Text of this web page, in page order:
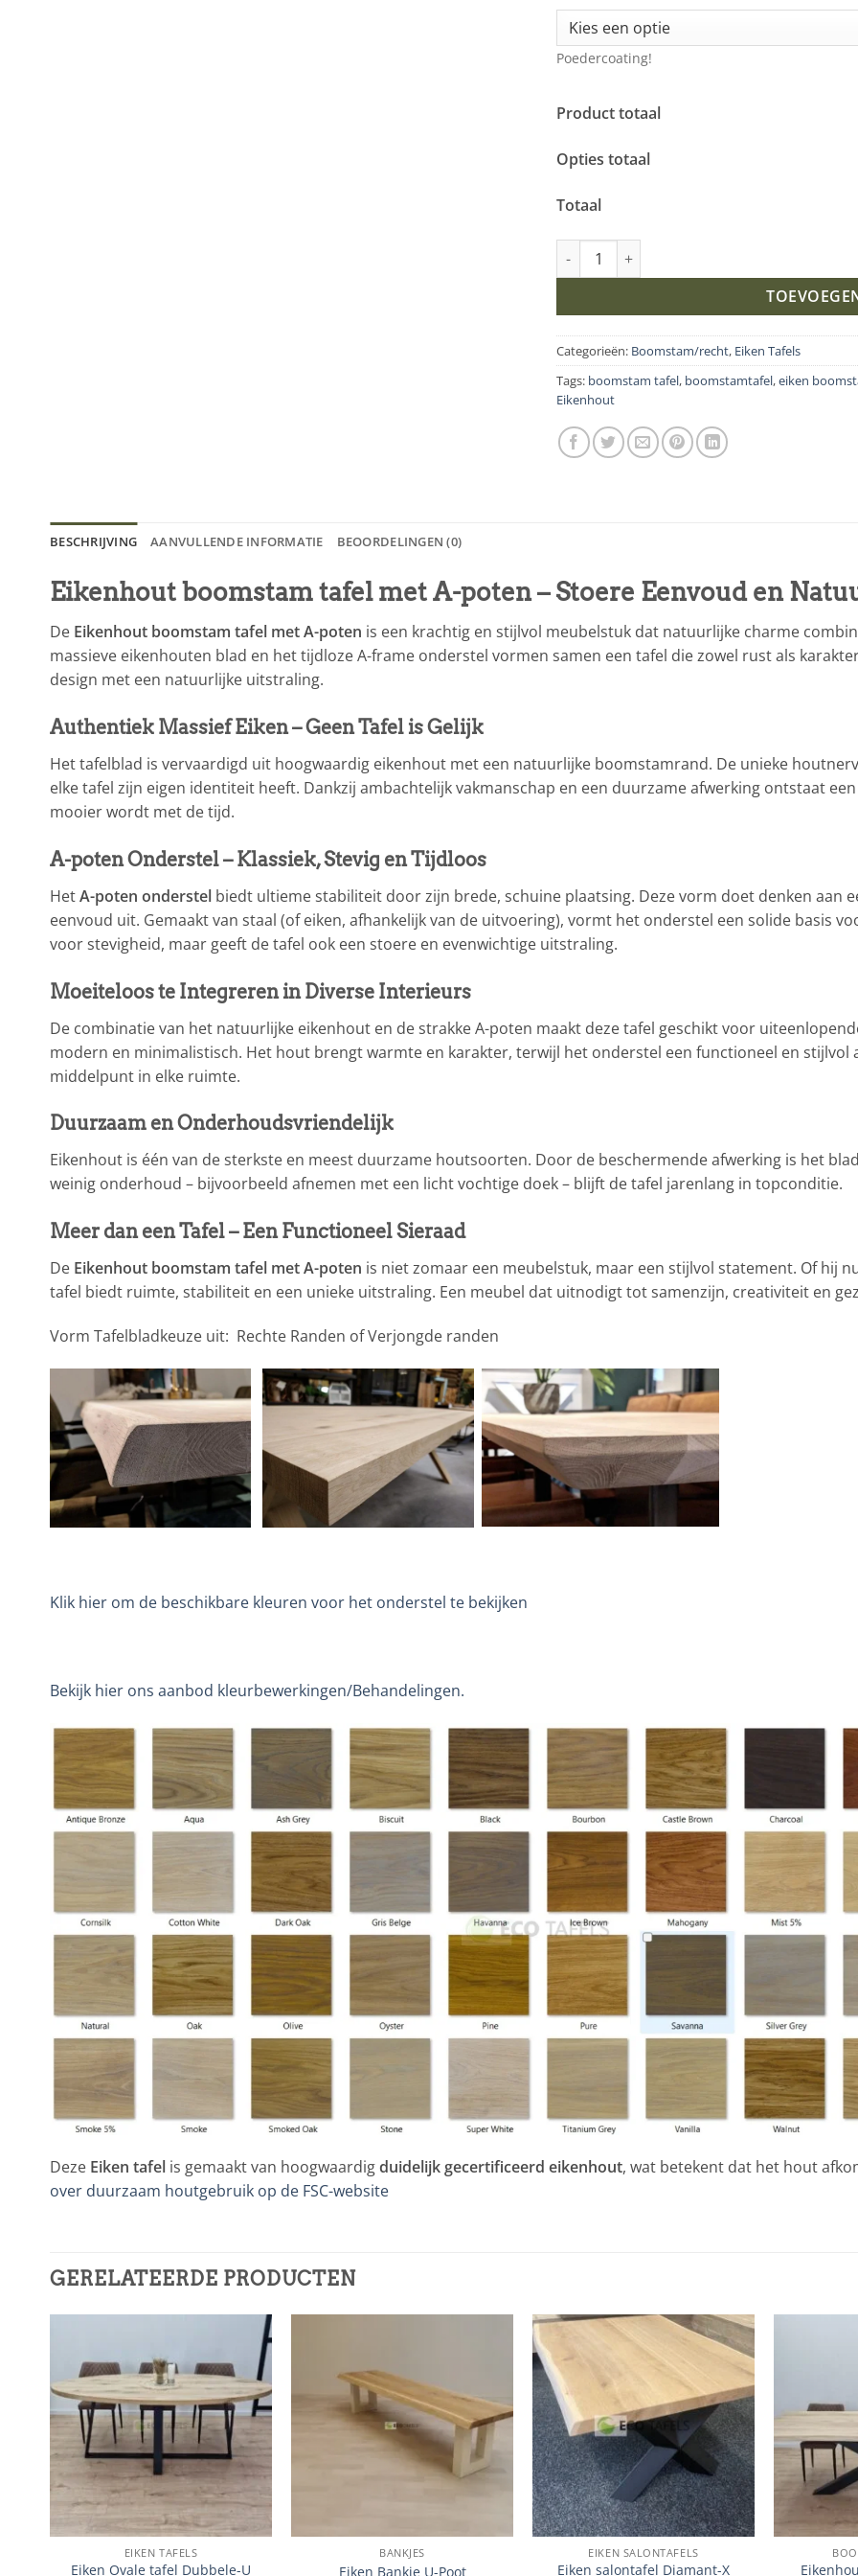
Poedercoating!
Product totaal
Opties totaal
Totaal
Eikenhout boomstam tafel met A-Poten aantal
Categorieën: Boomstam/recht, Eiken Tafels
Tags: boomstam tafel, boomstamtafel,eiken
Eikenhout
BESCHRIJVING AANVULLENDE INFORMATIE BEOORDELINGEN (0)
Eikenhout boomstam tafel met A-poten – Stoere Eenvoud en
De Eikenhout boomstam tafel met A-poten is een krachtig en stijlvol meubelstuk dat natuurlijke charme
massieve eikenhouten blad en het tijdloze A-frame onderstel vormen samen een tafel die zowel rust als
design met een natuurlijke uitstraling.
Authentiek Massief Eiken – Geen Tafel is Gelijk
Het tafelblad is vervaardigd uit hoogwaardig eikenhout met een natuurlijke boomstamrand. De unieke
elke tafel zijn eigen identiteit heeft. Dankzij ambachtelijk vakmanschap en een duurzame afwerking ontstaat
mooier wordt met de tijd.
A-poten Onderstel – Klassiek, Stevig en Tijdloos
HetA-poten onderstel biedt ultieme stabiliteit door zijn brede, schuine plaatsing. Deze vorm doet denken aan
eenvoud uit. Gemaakt van staal (of eiken, afhankelijk van de uitvoering), vormt het onderstel een solide basis
voor stevigheid, maar geeft de tafel ook een stoere en evenwichtige uitstraling.
Moeiteloos te Integreren in Diverse Interieurs
De combinatie van het natuurlijke eikenhout en de strakke A-poten maakt deze tafel geschikt voor
modern en minimalistisch. Het hout brengt warmte en karakter, terwijl het onderstel een functioneel en stijlvol
middelpunt in elke ruimte.
Duurzaam en Onderhoudsvriendelijk
Eikenhout is één van de sterkste en meest duurzame houtsoorten. Door de beschermende afwerking is het
weinig onderhoud – bijvoorbeeld afnemen met een licht vochtige doek – blijft de tafel jarenlang in topconditie.
Meer dan een Tafel – Een Functioneel Sieraad
De Eikenhout boomstam tafel met A-poten is niet zomaar een meubelstuk, maar een stijlvol statement. Of hij
tafel biedt ruimte, stabiliteit en een unieke uitstraling. Een meubel dat uitnodigt tot samenzijn, creativiteit en
Vorm Tafelbladkeuze uit: Rechte Randen of Verjongde randen
Klik hier om de beschikbare kleuren voor het onderstel te bekijken
Bekijk hier ons aanbod kleurbewerkingen/Behandelingen.
Deze Eiken tafel is gemaakt van hoogwaardigduidelijk gecertificeerd eikenhout, wat betekent dat het hout
over duurzaam houtgebruik op de FSC-website
GERELATEERDE PRODUCTEN
EIKEN TAFELS
Eiken Ovale tafel Dubbele-U
BANKJES
Eiken Bankje U-Poot
EIKEN SALONTAFELS
Eiken salontafel Diamant-X